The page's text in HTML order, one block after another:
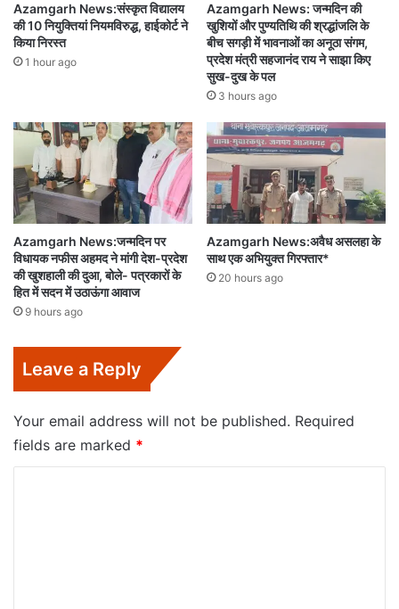
Azamgarh News:संस्कृत विद्यालय
की 10 नियुक्तियां नियमविरुद्ध, हाईकोर्ट ने
किया निरस्त
1 hour ago
Azamgarh News: जन्मदिन की
खुशियों और पुण्यतिथि की श्रद्धांजलि के
बीच सगड़ी में भावनाओं का अनूठा संगम,
प्रदेश मंत्री सहजानंद राय ने साझा किए
सुख-दुख के पल
3 hours ago
Azamgarh News:जन्मदिन पर
विधायक नफीस अहमद ने मांगी देश-प्रदेश
की खुशहाली की दुआ, बोले- पत्रकारों के
हित में सदन में उठाऊंगा आवाज
9 hours ago
Azamgarh News:अवैध असलहा के
साथ एक अभियुक्त गिरफ्तार*
20 hours ago
Leave a Reply
Your email address will not be published. Required
fields are marked *